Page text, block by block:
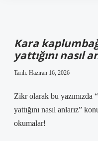
Kara
yattığını nasıl
Tarih: Haziran 16, 2026
Zikr olarak bu yazımızda
yattığını nasıl anlarız”
okumalar!